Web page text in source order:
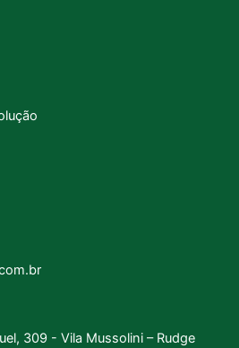
309 - Vila Mussolini – Rudge